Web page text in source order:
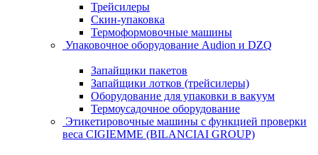
Трейсилеры
Скин-упаковка
Термоформовочные машины
Упаковочное оборудование Audion и DZQ
Запайщики пакетов
Запайщики лотков (трейсилеры)
Оборудование для упаковки в вакуум
Термоусадочное оборудование
Этикетировочные машины с функцией проверки
веса CIGIEMME (BILANCIAI GROUP)